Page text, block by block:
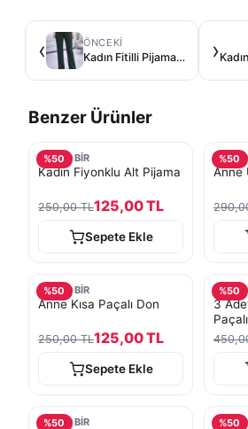
‹ ÖNCEKI
Kadın Fitilli Pijama Altı - Haki Yeşili ›
Benzer Ürünler
%50
TURKOBİR
Kadın Fiyonklu Alt Pijama
250,00 TL125,00 TL
Sepete Ekle
%50
Anne
%50
TURKOBİR
Anne Kısa Paçalı Don
250,00 TL125,00 TL
Sepete Ekle
%50
3
%50
TURKOBİR %50